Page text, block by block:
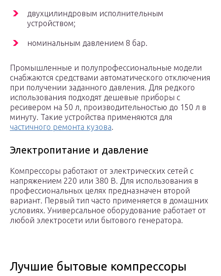
двухцилиндровым исполнительным
устройством;
номинальным давлением 8 бар.
Промышленные и полупрофессиональные модели
снабжаются средствами автоматического отключения
при получении заданного давления. Для редкого
использования подходят дешевые приборы с
ресивером на 50 л, производительностью до 150 л в
минуту. Такие устройства применяются для
частичного ремонта кузова.
Электропитание и давление
Компрессоры работают от электрических сетей с
напряжением 220 или 380 В. Для использования в
профессиональных целях предназначен второй
вариант. Первый тип часто применяется в домашних
условиях. Универсальное оборудование работает от
любой электросети или бытового генератора.
Лучшие бытовые компрессоры